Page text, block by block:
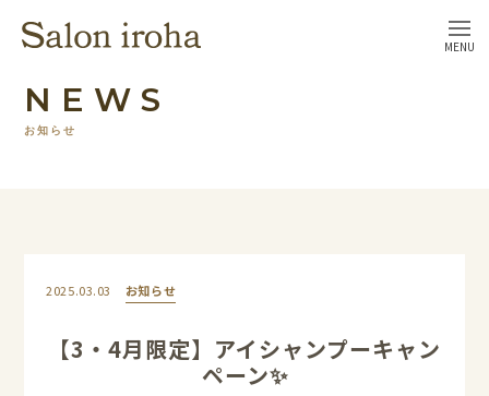
MENU
NEWS
お知らせ
2025.03.03 お知らせ
【3・4月限定】アイシャンプーキャン
ペーン✨